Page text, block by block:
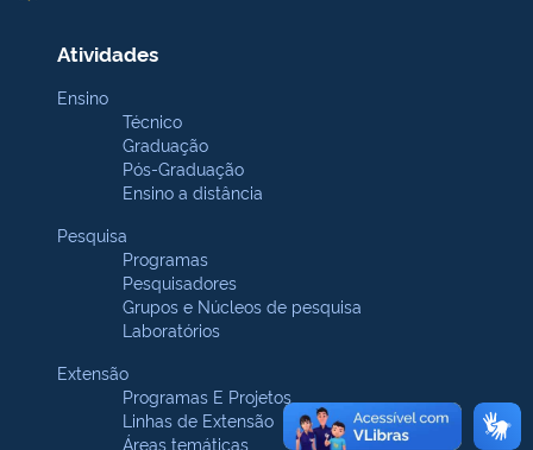
Atividades
Ensino
Técnico
Graduação
Pós-Graduação
Ensino a distância
Pesquisa
Programas
Pesquisadores
Grupos e Núcleos de pesquisa
Laboratórios
Extensão
Programas E Projetos
Linhas de Extensão
Áreas temáticas